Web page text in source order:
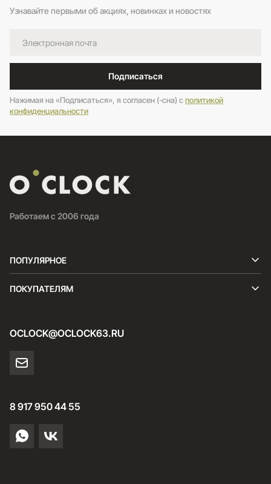
Узнавайте первыми об акциях, новинках и новостях
Подписаться
Нажимая на «Подписаться», я согласен (-сна) cполитикой
конфиденциальности
Работаем с 2006 года
ПОПУЛЯРНОЕ
ПОКУПАТЕЛЯМ
OCLOCK@OCLOCK63.RU
8 917 950 44 55